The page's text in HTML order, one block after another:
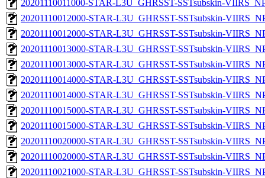
20201110011000-STAR-L3U_GHRSST-SSTsubskin-
20201110012000-STAR-L3U_GHRSST-SSTsubskin-
20201110012000-STAR-L3U_GHRSST-SSTsubskin-
20201110013000-STAR-L3U_GHRSST-SSTsubskin-
20201110013000-STAR-L3U_GHRSST-SSTsubskin-
20201110014000-STAR-L3U_GHRSST-SSTsubskin-
20201110014000-STAR-L3U_GHRSST-SSTsubskin-
20201110015000-STAR-L3U_GHRSST-SSTsubskin-
20201110015000-STAR-L3U_GHRSST-SSTsubskin-
20201110020000-STAR-L3U_GHRSST-SSTsubskin-
20201110020000-STAR-L3U_GHRSST-SSTsubskin-
20201110021000-STAR-L3U_GHRSST-SSTsubskin-